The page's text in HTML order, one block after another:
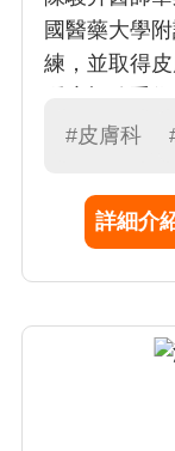
國醫藥大學
練，並取得
癬、異位性
#皮膚科
詳細介